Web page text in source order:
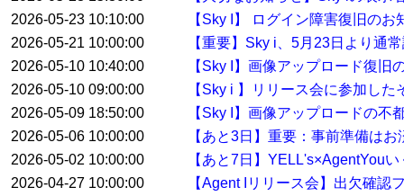
2026-05-23 10:10:00
【Sky I】 ログイン障害復旧のお
2026-05-21 10:00:00
【重要】Sky i、5月23日より通
2026-05-10 10:40:00
【Sky I】画像アップロード復旧
2026-05-10 09:00:00
【Sky i 】リリース会に参加し
2026-05-09 18:50:00
【Sky I】画像アップロードの不
2026-05-06 10:00:00
【あと3日】重要：事前準備は
2026-05-02 10:00:00
【あと7日】YELL's×AgentYou
2026-04-27 10:00:00
【Agent Iリリース会】出欠確認